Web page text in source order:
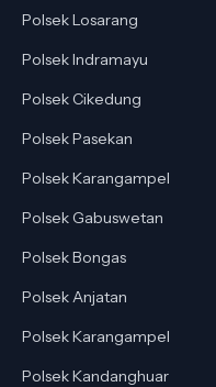
Polsek Losarang
Polsek Indramayu
Polsek Cikedung
Polsek Pasekan
Polsek Karangampel
Polsek Gabuswetan
Polsek Bongas
Polsek Anjatan
Polsek Karangampel
Polsek Kandanghuar